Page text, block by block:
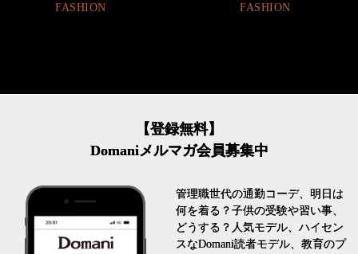
FASHION
【登録無料】
Domaniメルマガ会員募集中
管理職世代の通勤コーデ、明日は
何を着る？子供の受験や習い事、
どうする？人気モデル、ハイセン
スなDomani読者モデル、教育のプ